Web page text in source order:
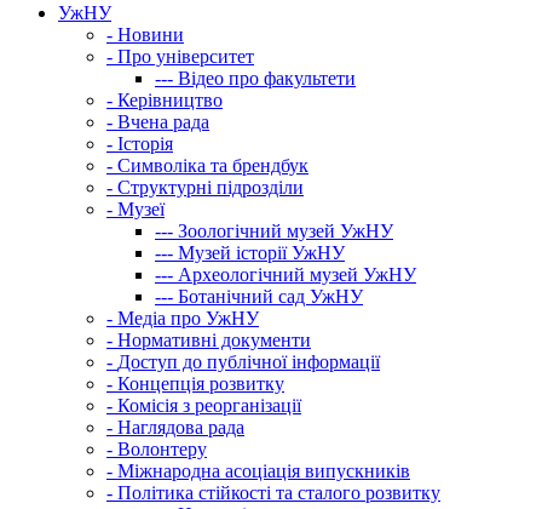
УжНУ
- Новини
- Про університет
--- Відео про факультети
- Керівництво
- Вчена рада
- Історія
- Символіка та брендбук
- Структурні підрозділи
- Музеї
--- Зоологічний музей УжНУ
--- Музей історії УжНУ
--- Археологічний музей УжНУ
--- Ботанічний сад УжНУ
- Медіа про УжНУ
- Нормативні документи
- Доступ до публічної інформації
- Концепція розвитку
- Комісія з реорганізації
- Наглядова рада
- Волонтеру
- Міжнародна асоціація випускників
- Політика стійкості та сталого розвитку